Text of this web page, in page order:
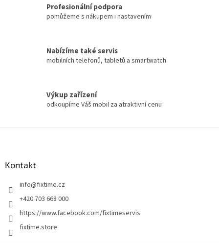
Profesionální podpora
pomůžeme s nákupem i nastavením
Nabízíme také servis
mobilních telefonů, tabletů a smartwatch
Výkup zařízení
odkoupíme Váš mobil za atraktivní cenu
Kontakt
info@fixtime.cz
+420 703 668 000
https://www.facebook.com/fixtimeservis
fixtime.store